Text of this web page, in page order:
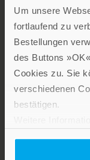
Um unsere
fortlaufend zu
Bestellungen
des Buttons
Cookies zu. Sie
verschiedenen
bestätigen.
interessante und
Ratgeber zu
Bereichen
Gesellschaft
Patmos Verlag